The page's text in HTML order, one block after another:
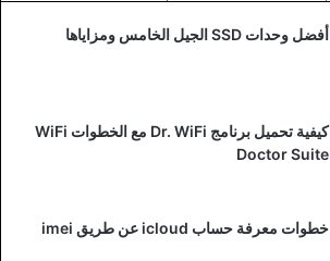
أفضل وحدات SSD الجيل الخامس ومزاياها
كيفية تحميل برنامج Dr. WiFi مع الخطوات WiFi
Doctor Suite
خطوات معرفة حساب icloud عن طريق imei